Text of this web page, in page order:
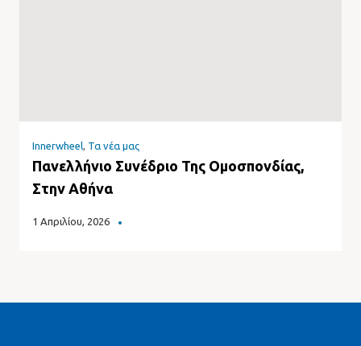
Innerwheel, Τα νέα μας
Πανελλήνιο Συνέδριο Της Ομοσπονδίας,
Στην Αθήνα
1 Απριλίου, 2026